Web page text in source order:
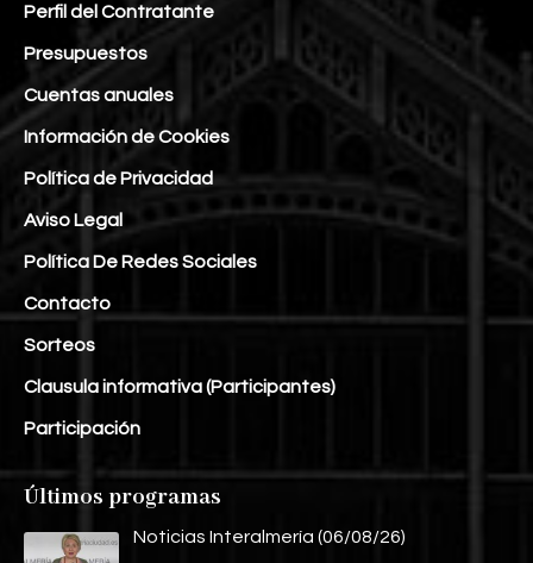
Perfil del Contratante
Presupuestos
Cuentas anuales
Información de Cookies
Política de Privacidad
Aviso Legal
Política De Redes Sociales
Contacto
Sorteos
Clausula informativa (Participantes)
Participación
Últimos programas
Noticias Interalmería (06/08/26)